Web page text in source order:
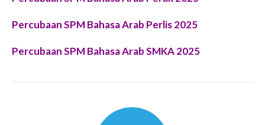
Percubaan SPM Bahasa Arab Perlis 2025
Percubaan SPM Bahasa Arab SMKA 2025